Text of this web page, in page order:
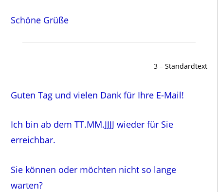
Schöne Grüße
3 – Standardtext
Guten Tag und vielen Dank für Ihre E-Mail!
Ich bin ab dem TT.MM.JJJJ wieder für Sie
erreichbar.
Sie können oder möchten nicht so lange
warten?